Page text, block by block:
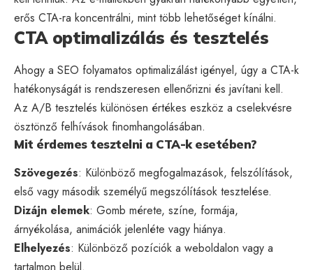
erős CTA-ra koncentrálni, mint több lehetőséget kínálni.
CTA optimalizálás és tesztelés
Ahogy a SEO folyamatos optimalizálást igényel, úgy a CTA-k
hatékonyságát is rendszeresen ellenőrizni és javítani kell.
Az A/B tesztelés különösen értékes eszköz a cselekvésre
ösztönző felhívások finomhangolásában.
Mit érdemes tesztelni a CTA-k esetében?
Szövegezés: Különböző megfogalmazások, felszólítások,
első vagy második személyű megszólítások tesztelése.
Dizájn elemek: Gomb mérete, színe, formája,
árnyékolása, animációk jelenléte vagy hiánya.
Elhelyezés: Különböző pozíciók a weboldalon vagy a
tartalmon belül.